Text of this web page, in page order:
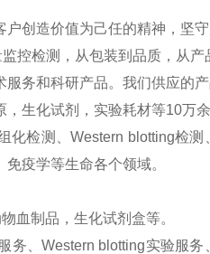
创造价值为己任的精神，坚守
控检测，从包装到品质，从产
务和科研产品。我们供应的
生化试剂，实验耗材等10万余
检测、Western blotting检
疫学等生命各个领域。
血制品，生化试剂盒等。
、Western blotting实验服